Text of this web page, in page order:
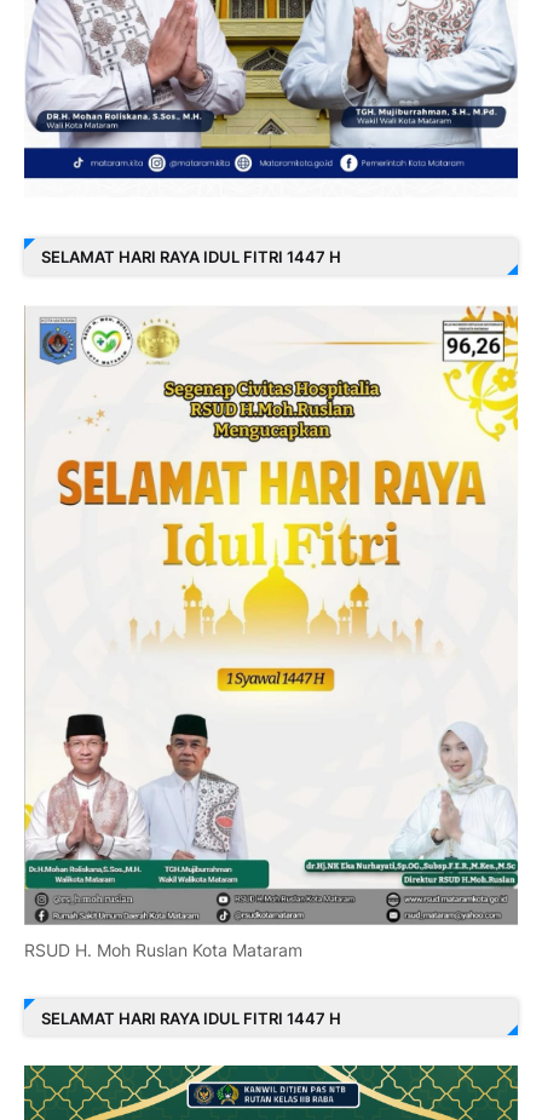
SELAMAT HARI RAYA IDUL FITRI 1447 H
RSUD H. Moh Ruslan Kota Mataram
SELAMAT HARI RAYA IDUL FITRI 1447 H